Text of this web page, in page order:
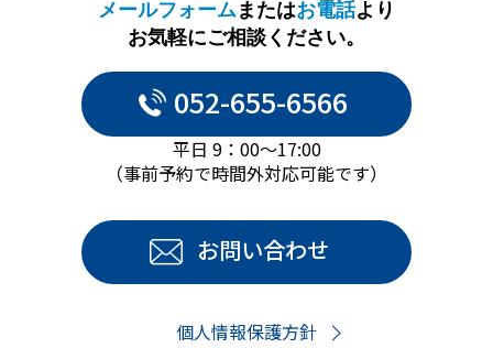
メールフォームまたはお電話より
お気軽にご相談ください。
052-655-6566
平日 9：00～17:00
（事前予約で時間外対応可能です）
お問い合わせ
個人情報保護方針